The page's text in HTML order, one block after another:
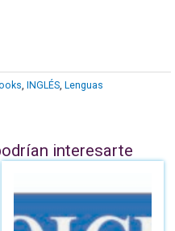
, INGLÉS, Lenguas
interesarte